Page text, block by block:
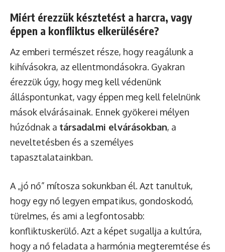
Miért érezzük késztetést a harcra, vagy
éppen a konfliktus elkerülésére?
Az emberi természet része, hogy reagálunk a
kihívásokra, az ellentmondásokra. Gyakran
érezzük úgy, hogy meg kell védenünk
álláspontunkat, vagy éppen meg kell felelnünk
mások elvárásainak. Ennek gyökerei mélyen
húzódnak a társadalmi elvárásokban, a
neveltetésben és a személyes
tapasztalatainkban.
A „jó nő” mítosza sokunkban él. Azt tanultuk,
hogy egy nő legyen empatikus, gondoskodó,
türelmes, és ami a legfontosabb:
konfliktuskerülő. Azt a képet sugallja a kultúra,
hogy a nő feladata a harmónia megteremtése és